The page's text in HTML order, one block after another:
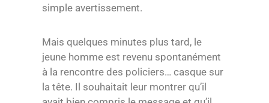
simple avertissement.
Mais quelques minutes plus tard, le
jeune homme est revenu spontanément
à la rencontre des policiers… casque sur
la tête. Il souhaitait leur montrer qu’il